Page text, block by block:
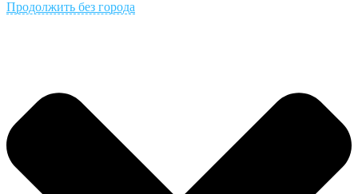
Продолжить без города